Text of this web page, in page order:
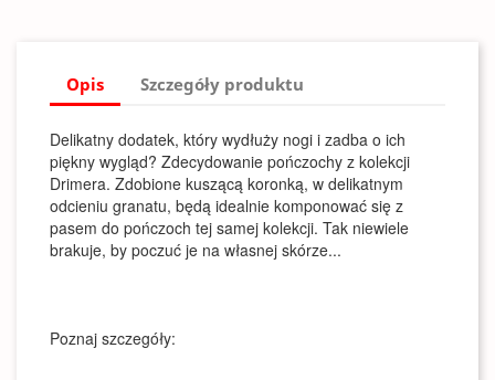
Opis Szczegóły produktu
Delikatny dodatek, który wydłuży nogi i zadba o ich
piękny wygląd? Zdecydowanie pończochy z kolekcji
Drimera. Zdobione kuszącą koronką, w delikatnym
odcieniu granatu, będą idealnie komponować się z
pasem do pończoch tej samej kolekcji. Tak niewiele
brakuje, by poczuć je na własnej skórze...
Poznaj szczegóły: